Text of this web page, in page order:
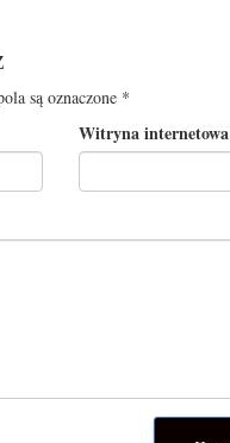
są oznaczone *
Witryna internetowa